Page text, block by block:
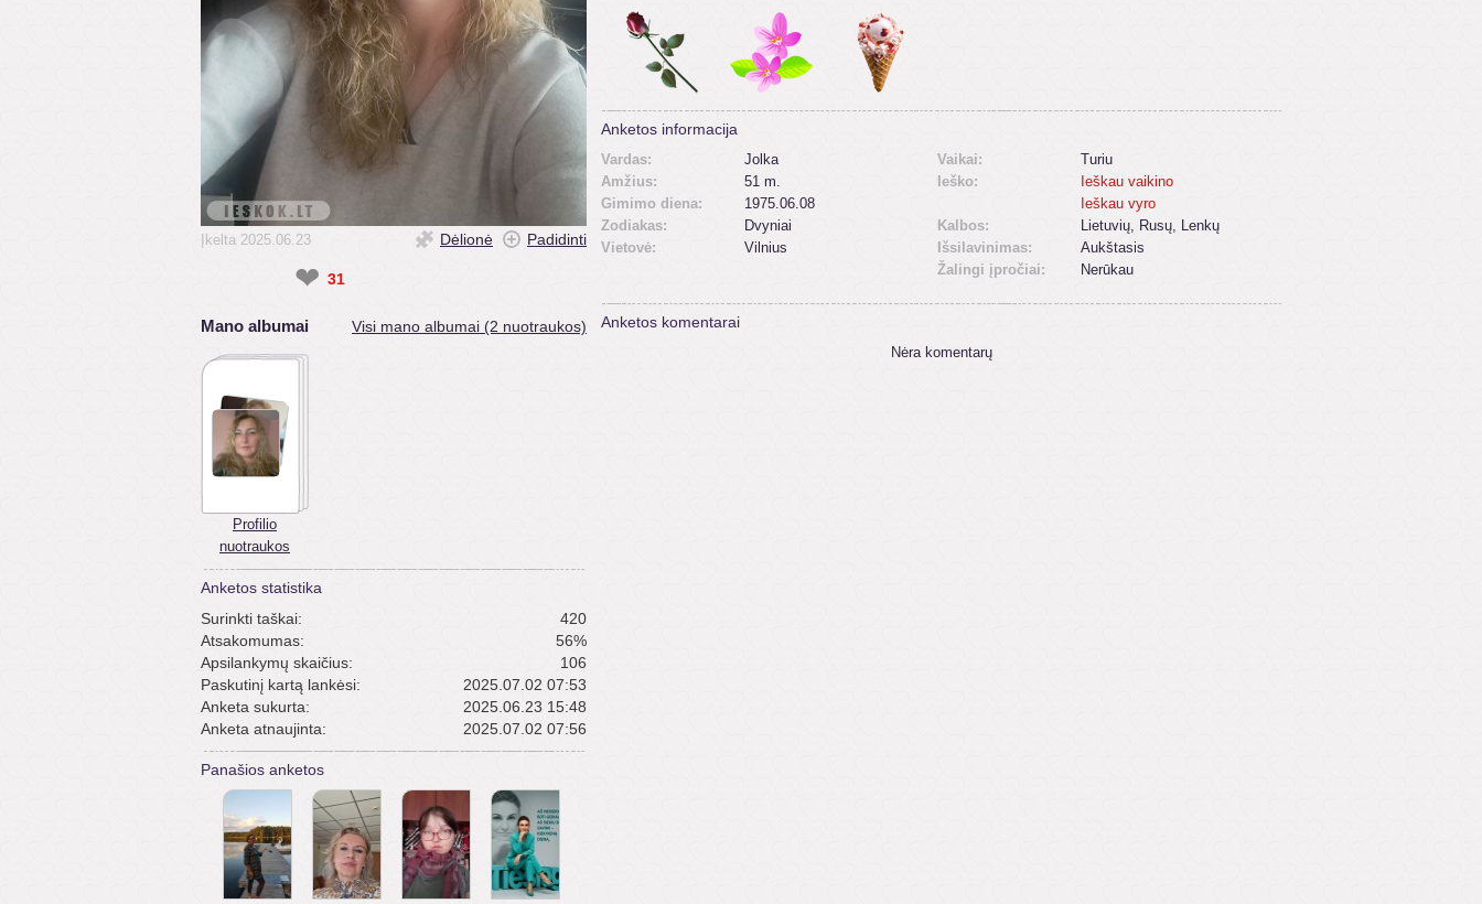
Įkelta 2025.06.23 Dėlionė Padidinti
❤ 31
Mano albumai Visi mano albumai (2 nuotraukos)
Profilio
nuotraukos
Anketos statistika
Surinkti taškai:
420
Atsakomumas:
56%
Apsilankymų skaičius:
106
Paskutinį kartą lankėsi:
2025.07.02 07:53
Anketa sukurta:
2025.06.23 15:48
Anketa atnaujinta:
2025.07.02 07:56
Panašios anketos
Anketos informacija
Vardas:
Jolka
Amžius:
51 m.
Gimimo diena:
1975.06.08
Zodiakas:
Dvyniai
Vietovė:
Vilnius
Vaikai:
Turiu
Ieško:
Ieškau vaikino
Ieškau vyro
Kalbos:
Lietuvių, Rusų, Lenkų
Išsilavinimas:
Aukštasis
Žalingi įpročiai:
Nerūkau
Anketos komentarai
Nėra komentarų